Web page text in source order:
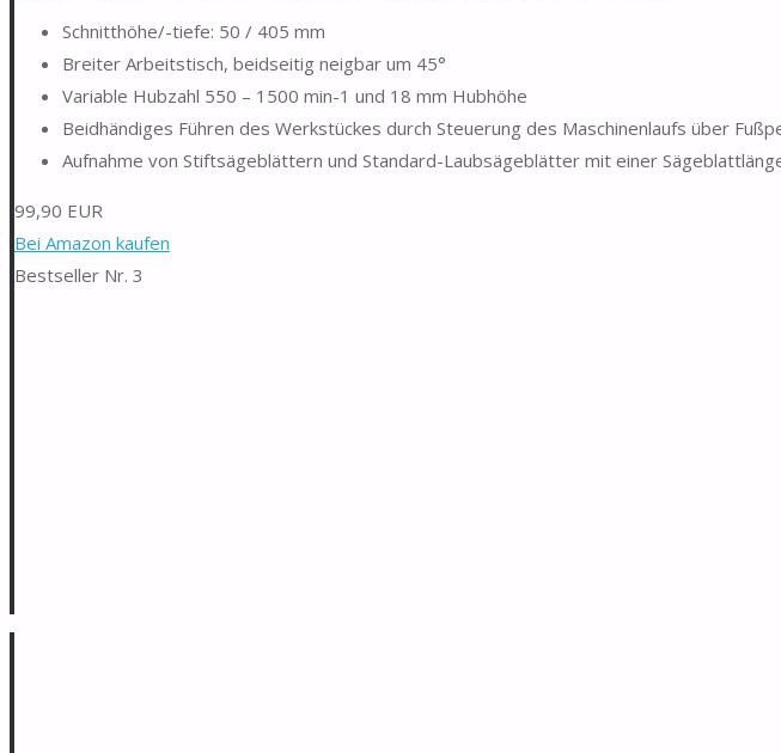
Schnitthöhe/-tiefe: 50 / 405 mm
Breiter Arbeitstisch, beidseitig neigbar um 45°
Variable Hubzahl 550 – 1500 min-1 und 18 mm Hubhöhe
Beidhändiges Führen des Werkstückes durch Steuerung des Maschinenlaufs über
Aufnahme von Stiftsägeblättern und Standard-Laubsägeblätter mit einer
99,90 EUR
Bei Amazon kaufen
Bestseller Nr. 3